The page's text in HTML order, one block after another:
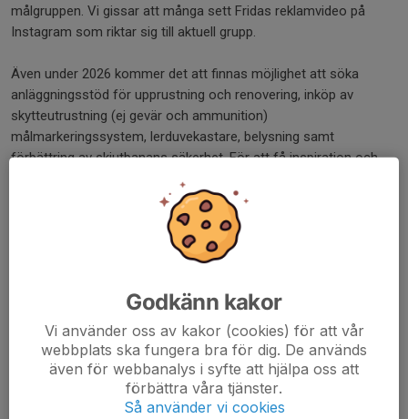
målgruppen. Vi gissar att många sett Fridas reklamvideo på
Instagram som riktar sig till aktuell grupp.
Även under 2026 kommer det att finnas möjlighet att söka
anläggningsstöd för upprustning och renovering, inköp av
skytteutrustning (ej gevär och ammunition)
målmarkeringssystem, lerduvekastare, belysning samt
förbättring av skjutbanans säkerhet. För att få inspiration och
hitta goda exempel hänvisas föreningar till
samlingsplats för idrottsanläggningar och idrottsmiljöer hos RF.
Johan Carlsson, avgår som förbundsordförande. Han känner sig
trygg att lämna över till Lennart Carlsson som från och med nu
ledamöter, Sara Nordgren, Johan Berken och Janne Pettersson.
Alla med stor erfarenhet från styrelsearbete.
Mötet avslutades med prisutdelning och utdelning av
förtjänstmedaljer, där vår tidigare ordförande Dan Eriksson fick
förtjänstmedalj i guld, Patrik Hjortskull hemmahörande i Söraby
Godkänn kakor
Vi använder oss av kakor (cookies) för att vår
webbplats ska fungera bra för dig. De används
även för webbanalys i syfte att hjälpa oss att
förbättra våra tjänster.
Så använder vi cookies